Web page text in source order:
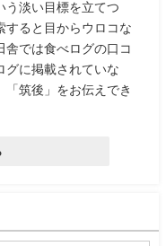
う淡い目標を立てつ
すると目からウロコな
舎では食べログの口コ
グに掲載されていな
「筑後」をお伝えでき